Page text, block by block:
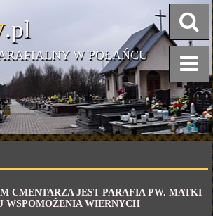
.pl
W POŁAŃCU
CMENTARZA JEST PARAFIA PW. MATKI
WSPOMOŻENIA WIERNYCH